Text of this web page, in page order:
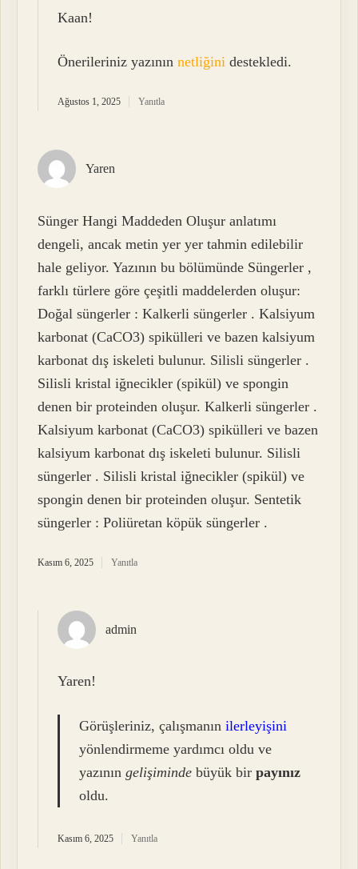
Kaan!
Önerileriniz yazınınnetliğini destekledi.
Ağustos 1, 2025 Yanıtla
Yaren
Sünger Hangi Maddeden Oluşur anlatımı
dengeli, ancak metin yer yer tahmin edilebilir
hale geliyor. Yazının bu bölümünde Süngerler ,
farklı türlere göre çeşitli maddelerden oluşur:
Doğal süngerler : Kalkerli süngerler . Kalsiyum
karbonat (CaCO3) spikülleri ve bazen kalsiyum
karbonat dış iskeleti bulunur. Silisli süngerler .
Silisli kristal iğnecikler (spikül) ve spongin
denen bir proteinden oluşur. Kalkerli süngerler .
Kalsiyum karbonat (CaCO3) spikülleri ve bazen
kalsiyum karbonat dış iskeleti bulunur. Silisli
süngerler . Silisli kristal iğnecikler (spikül) ve
spongin denen bir proteinden oluşur. Sentetik
süngerler : Poliüretan köpük süngerler .
Kasım 6, 2025 Yanıtla
admin
Yaren!
Görüşleriniz, çalışmanınilerleyişini
yönlendirmeme yardımcı oldu ve
yazınıngelişiminde büyük birpayınız
oldu.
Kasım 6, 2025 Yanıtla